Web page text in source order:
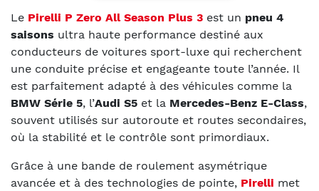
Le Pirelli P Zero All Season Plus 3 est un pneu 4
saisons ultra haute performance destiné aux
conducteurs de voitures sport-luxe qui recherchent
une conduite précise et engageante toute l’année. Il
est parfaitement adapté à des véhicules comme la
BMW Série 5, l’Audi S5 et la Mercedes-Benz E-Class,
souvent utilisés sur autoroute et routes secondaires,
où la stabilité et le contrôle sont primordiaux.
Grâce à une bande de roulement asymétrique
avancée et à des technologies de pointe, Pirelli met